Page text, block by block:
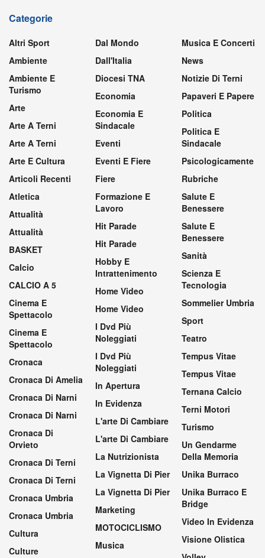
Categorie
Altri Sport
Ambiente
Ambiente E
Turismo
Arte
Arte A Terni
Arte A Terni
Arte E Cultura
Articoli Recenti
Atletica
Attualità
Attualità
BASKET
Calcio
CALCIO A 5
Cinema E
Spettacolo
Cinema E
Spettacolo
Cronaca
Cronaca Di Amelia
Cronaca Di Narni
Cronaca Di Narni
Cronaca Di
Orvieto
Cronaca Di Terni
Cronaca Di Terni
Cronaca Umbria
Cronaca Umbria
Cultura
Culture
Dal Mondo
Dall'Italia
Diocesi TNA
Economia
Economia E
Sindacale
Eventi
Eventi E Fiere
Fiere
Formazione E
Lavoro
Hit Parade
Hit Parade
Hobby E
Intrattenimento
Home Video
Home Video
I Dvd Più
Noleggiati
I Dvd Più
Noleggiati
In Apertura
In Evidenza
L'arte Di Cambiare
L'arte Di Cambiare
La Nutrizionista
La Vignetta Di Pier
La Vignetta Di Pier
Marketing
MOTOCICLISMO
Musica
Musica E Concerti
News
Notizie Di Terni
Papaveri E Papere
Politica
Politica E
Sindacale
Psicologicamente
Rubriche
Salute E
Benessere
Salute E
Benessere
Sanità
Scienza E
Tecnologia
Sommelier Umbria
Sport
Teatro
Tempus Vitae
Tempus Vitae
Ternana Calcio
Terni Motori
Turismo
Un Gendarme
Della Memoria
Unika Burraco
Unika Burraco E
Bridge
Video In Evidenza
Visione Olistica